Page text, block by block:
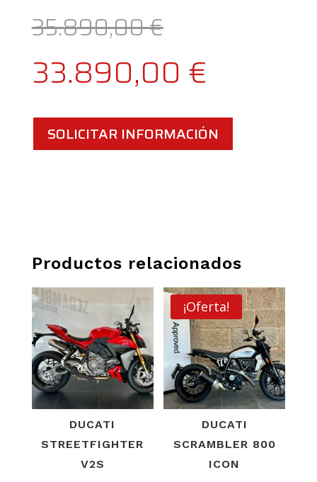
35.890,00€El
precio
original
era:
33.890,00 €
precio
actual
SOLICITAR INFORMACIÓN
Productos relacionados
DUCATI
STREETFIGHTER
V2S
¡Oferta!
DUCATI
SCRAMBLER 800
ICON